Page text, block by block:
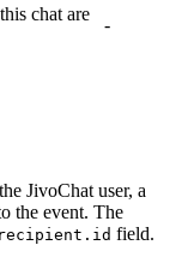
chat are
-
JivoChat user, a
the event. The
recipient.id field.